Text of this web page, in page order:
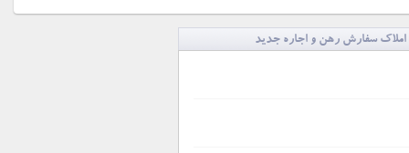
املاک سفارش رهن و اجاره جدید